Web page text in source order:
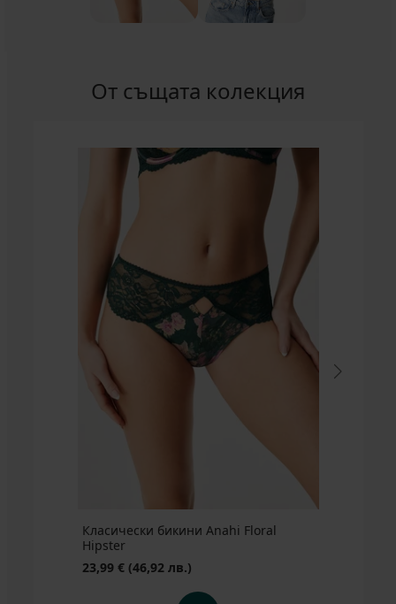
От същата колекция
Класически бикини Аnahi Floral
Hipster
23,99 € (46,92 лв.)